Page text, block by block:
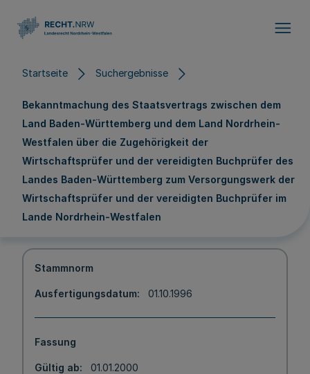
Startseite Suchergebnisse
Bekanntmachung des Staatsvertrags zwischen dem
Land Baden-Württemberg und dem Land Nordrhein-
Westfalen über die Zugehörigkeit der
Wirtschaftsprüfer und der vereidigten Buchprüfer des
Landes Baden-Württemberg zum Versorgungswerk der
Wirtschaftsprüfer und der vereidigten Buchprüfer im
Lande Nordrhein-Westfalen
Stammnorm
Ausfertigungsdatum 01.10.1996
Fassung
Gültig ab 01.01.2000